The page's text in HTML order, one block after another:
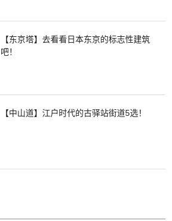
【东京塔】去看看日本东京的标志性建筑
吧！
【中山道】江户时代的古驿站街道5选！